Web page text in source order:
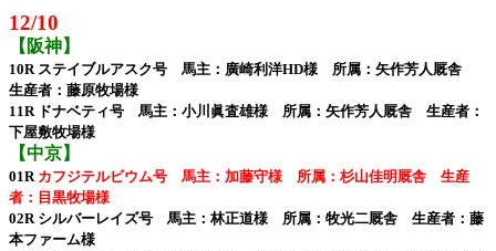
12/10
【阪神】
10R ステイブルアスク号 馬主：廣崎利洋HD様 所属：矢作芳人厩舎
生産者：藤原牧場様
11R ドナベティ号 馬主：小川眞査雄様 所属：矢作芳人厩舎 生産者：
下屋敷牧場様
【中京】
01R カフジテルビウム号 馬主：加藤守様 所属：杉山佳明厩舎 生産
者：目黒牧場様
02R シルバーレイズ号 馬主：林正道様 所属：牧光二厩舎 生産者：藤
本ファーム様